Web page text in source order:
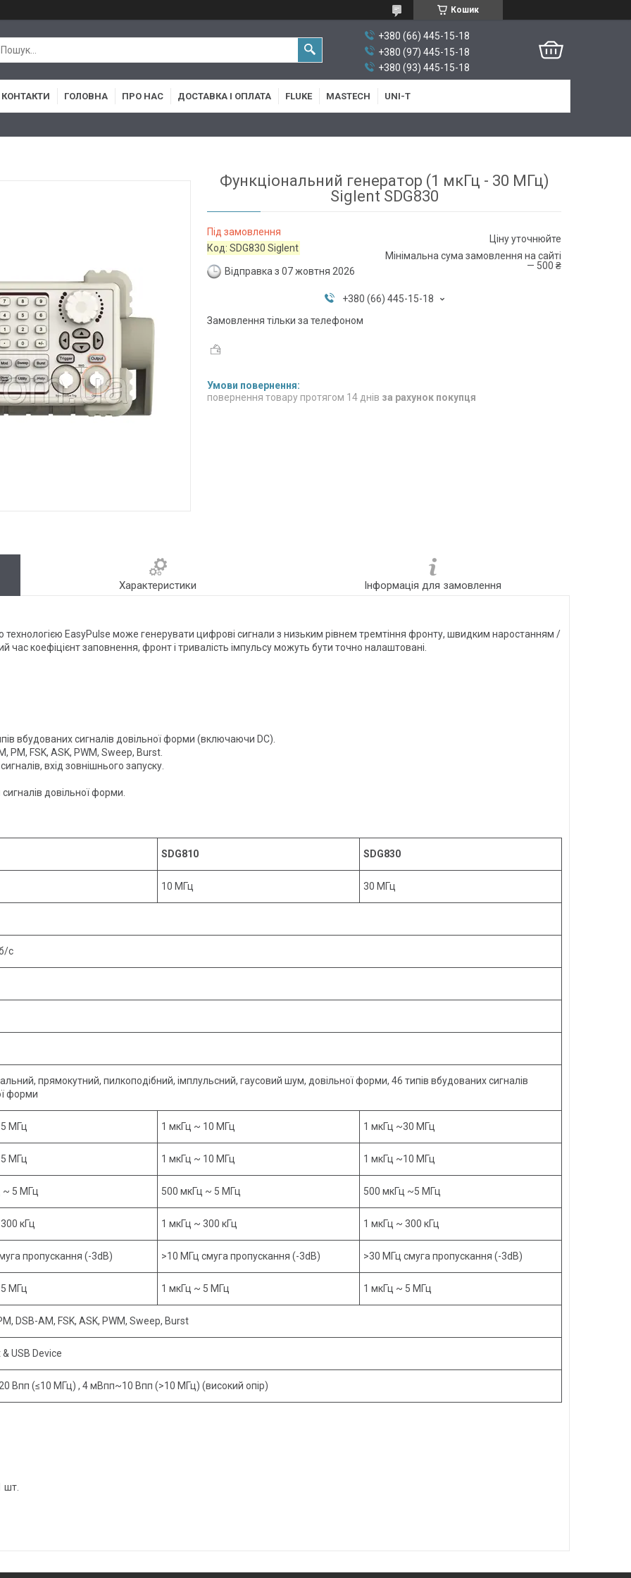
Кошик
+380 (66) 445-15-18
+380 (97) 445-15-18
+380 (93) 445-15-18
КОНТАКТИ ГОЛОВНА ПРО НАС ДОСТАВКА І ОПЛАТА FLUKE MASTECH UNI-T
Функціональний генератор (1 мкГц - 30 МГц)
Siglent SDG830
Під замовлення
Код:SDG830 Siglent
Відправка з 07 жовтня 2026
Ціну уточнюйте
Мінімальна сума замовлення на сайті
— 500 ₴
+380 (66) 445-15-18
Замовлення тільки за телефоном
повернення товару протягом 14 днів за рахунок покупця
Характеристики Інформація для замовлення
технологією EasyPulse може генерувати цифрові сигнали з низьким рівнем тремтіння фронту, швидким наростанням /
коефіцієнт заповнення, фронт і тривалість імпульсу можуть бути точно налаштовані.
вбудованих сигналів довільної форми (включаючи DC).
PM, FSK, ASK, PWM, Sweep, Burst.
вхід зовнішнього запуску.
довільної форми.
SDG810 SDG830
10 МГц 30 МГц
с
прямокутний, пилкоподібний, імплульсний, гаусовий шум, довільної форми, 46 типів вбудованих сигналів
форми
МГц 1 мкГц ~ 10 МГц 1 мкГц ~30 МГц
МГц 1 мкГц ~ 10 МГц 1 мкГц ~10 МГц
~ 5 МГц 500 мкГц ~ 5 МГц 500 мкГц ~5 МГц
кГц 1 мкГц ~ 300 кГц 1 мкГц ~ 300 кГц
пропускання (-3dB) >10 МГц смуга пропускання (-3dB) >30 МГц смуга пропускання (-3dB)
МГц 1 мкГц ~ 5 МГц 1 мкГц ~ 5 МГц
DSB-AM, FSK, ASK, PWM, Sweep, Burst
USB Device
Впп (≤10 МГц) , 4 мВпп~10 Впп (>10 МГц) (високий опір)
шт.